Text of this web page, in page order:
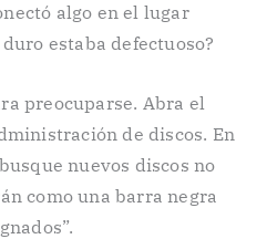
algo en el lugar
estaba defectuoso?
preocuparse. Abra el
de discos. En
nuevos discos no
como una barra negra